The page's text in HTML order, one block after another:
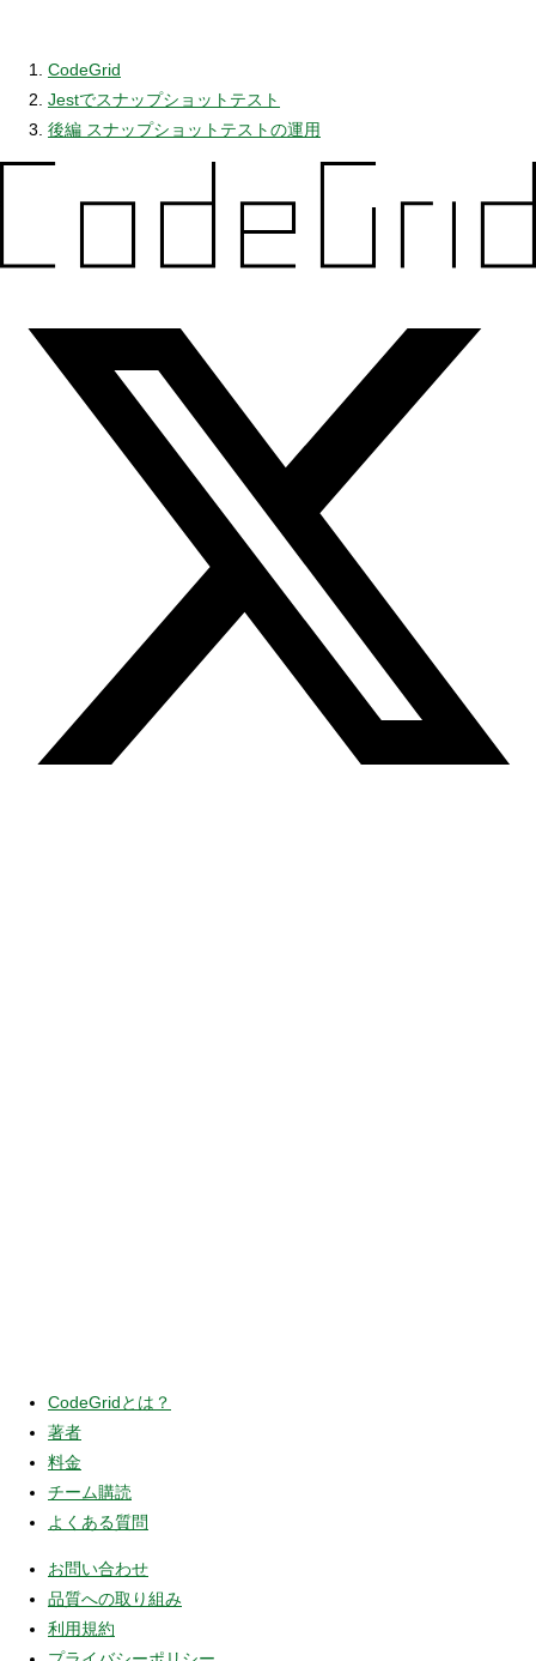
CodeGrid
Jestでスナップショットテスト
後編 スナップショットテストの運用
CodeGridとは？
著者
料金
チーム購読
よくある質問
お問い合わせ
品質への取り組み
利用規約